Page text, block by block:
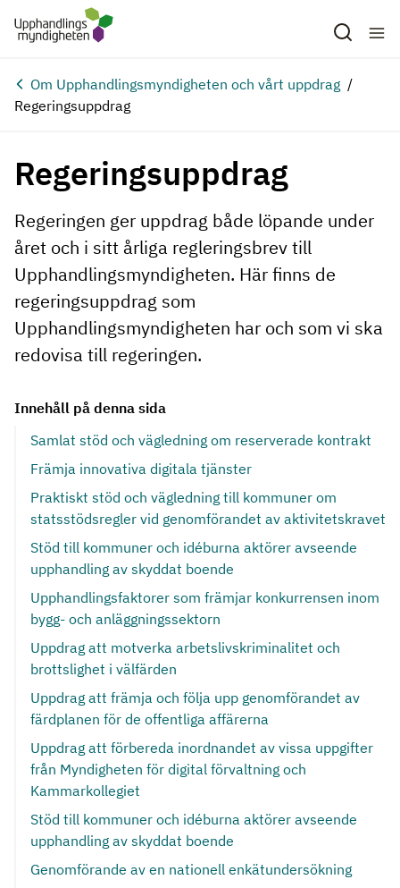
Hoppa till huvudinnehåll
Om Upphandlingsmyndigheten och vårt uppdrag
Regeringsuppdrag
Regeringsuppdrag
Regeringen ger uppdrag både löpande under
året och i sitt årliga regleringsbrev till
Upphandlingsmyndigheten. Här finns de
regeringsuppdrag som
Upphandlingsmyndigheten har och som vi ska
redovisa till regeringen.
Innehåll på denna sida
Samlat stöd och vägledning om reserverade kontrakt
Främja innovativa digitala tjänster
Praktiskt stöd och vägledning till kommuner om
statsstödsregler vid genomförandet av aktivitetskravet
Stöd till kommuner och idéburna aktörer avseende
upphandling av skyddat boende
Upphandlingsfaktorer som främjar konkurrensen inom
bygg- och anläggningssektorn
Uppdrag att motverka arbetslivskriminalitet och
brottslighet i välfärden
Uppdrag att främja och följa upp genomförandet av
färdplanen för de offentliga affärerna
Uppdrag att förbereda inordnandet av vissa uppgifter
från Myndigheten för digital förvaltning och
Kammarkollegiet
Stöd till kommuner och idéburna aktörer avseende
upphandling av skyddat boende
Genomförande av en nationell enkätundersökning